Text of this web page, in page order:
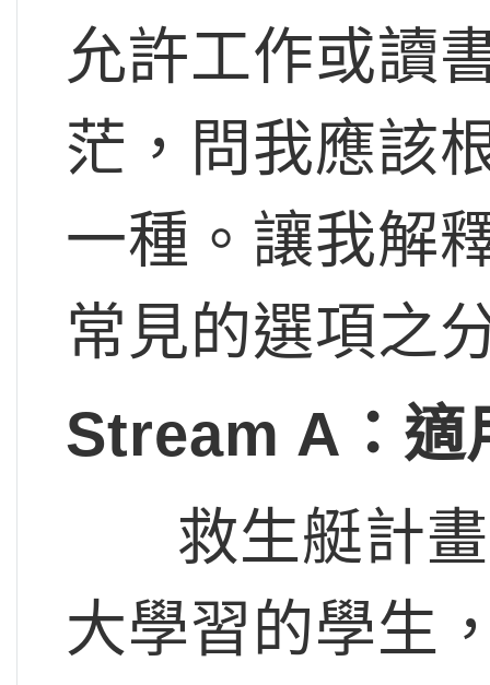
允許工作或讀
茫，問我應該
一種。讓我解
常見的選項之
Stream A：適
救生艇計畫
大學習的學生